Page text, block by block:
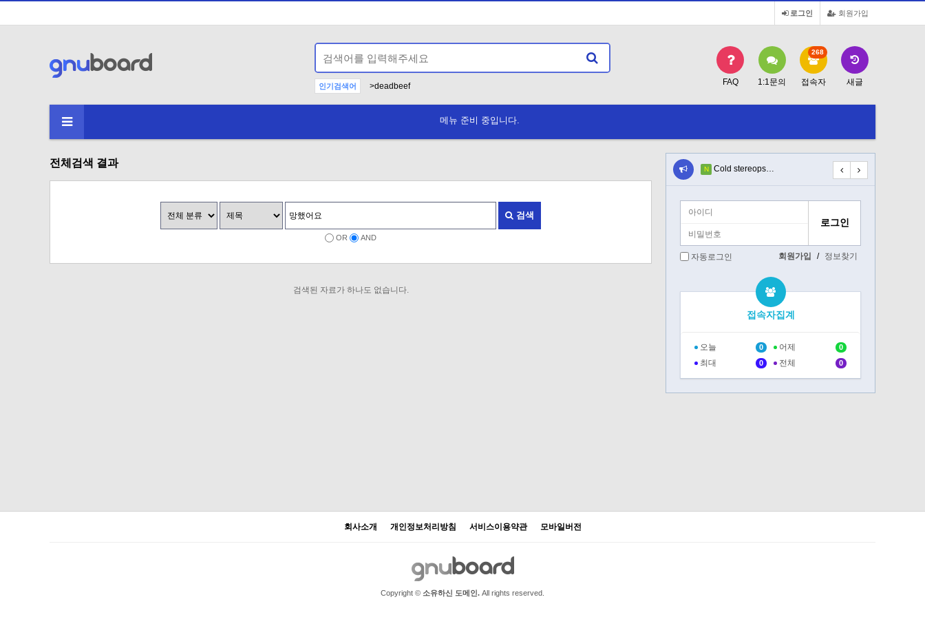
회원가입
로그인
인기검색어
>deadbeef
FAQ 1:1문의 접속자
268
새글
메뉴 준비 중입니다.
전체검색 결과
검색
OR AND
검색된 자료가 하나도 없습니다.
N Cold stereops… In certify di…
자동로그인 회원가입 / 정보찾기
접속자집계
오늘 0 어제 0
최대 0 전체 0
회사소개 개인정보처리방침 서비스이용약관 모바일버전
Copyright © 소유하신 도메인. All rights reserved.